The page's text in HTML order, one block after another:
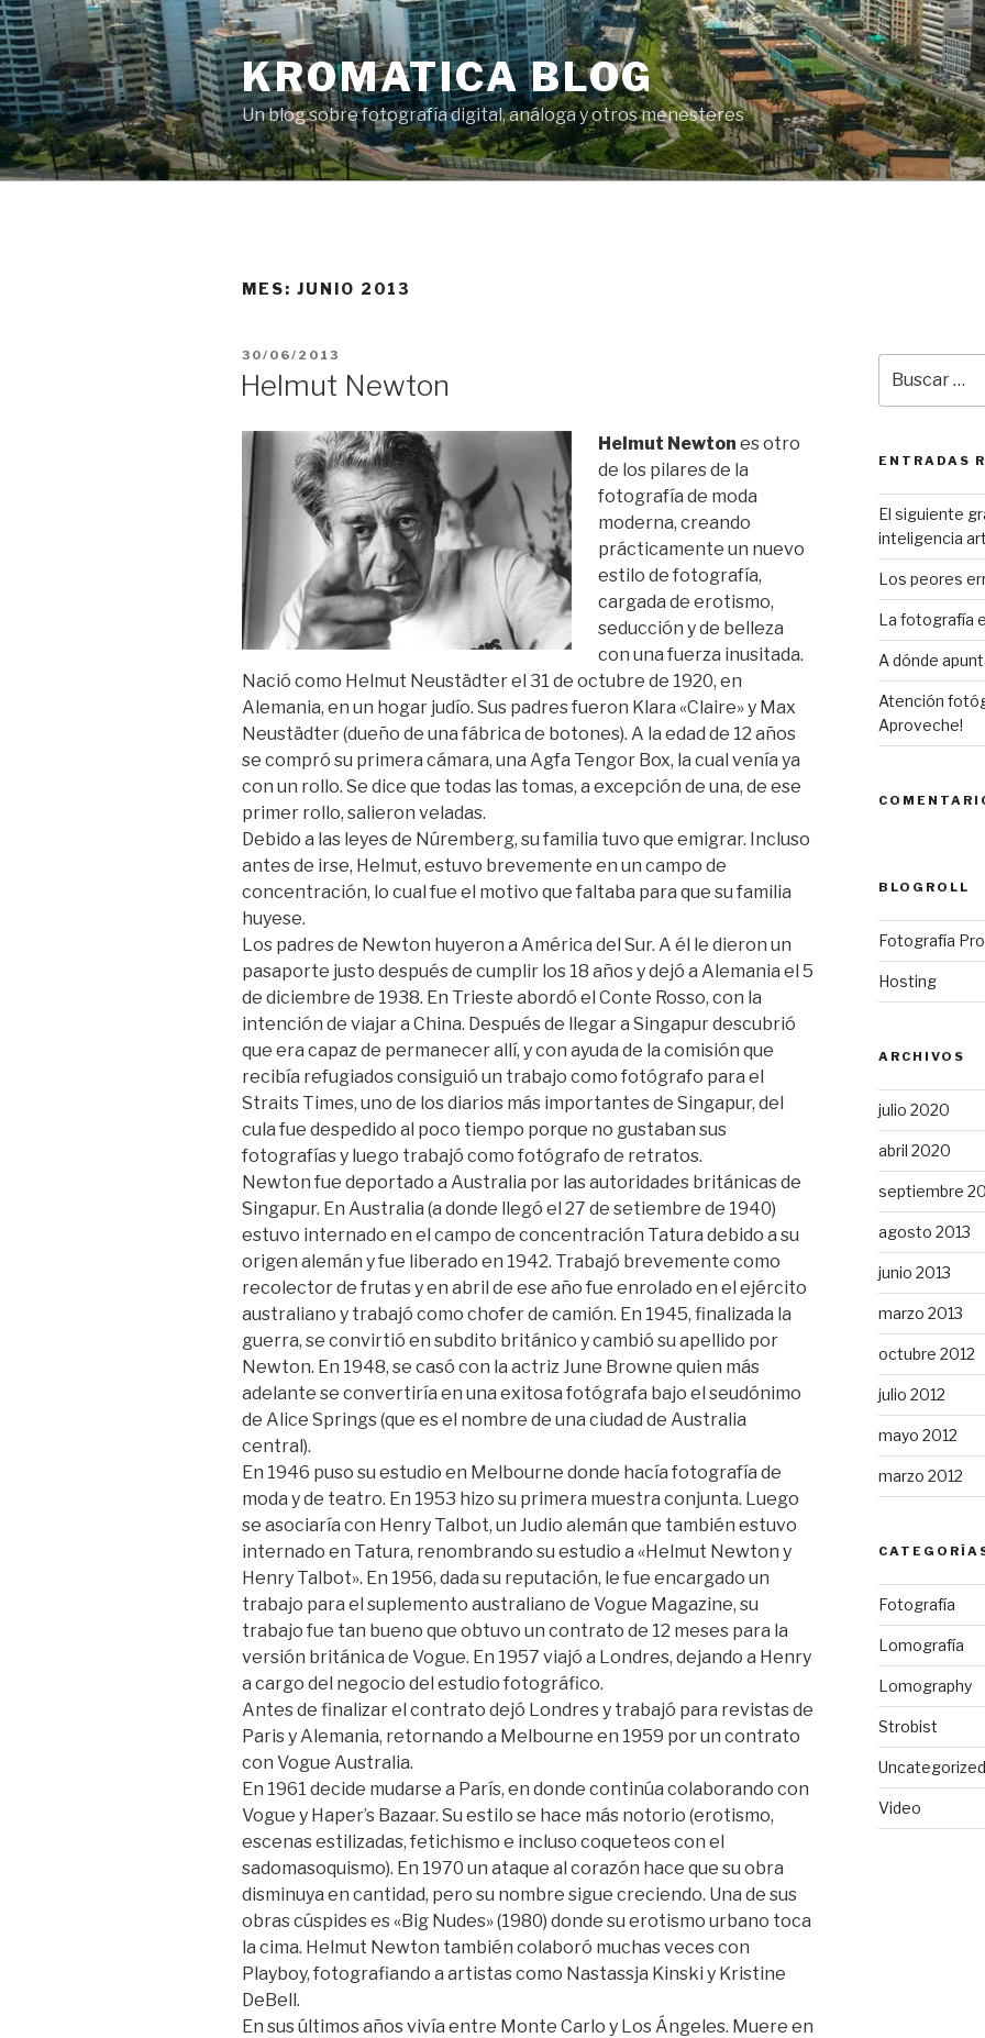
Saltar
al
contenido
KROMATICA BLOG
Un blog sobre fotografía digital, análoga y otros menesteres
MES: JUNIO 2013
PUBLICADO
30/06/2013
Helmut Newton
Helmut Newton es otro
de los pilares de la
fotografía de moda
moderna, creando
prácticamente un nuevo
estilo de fotografía,
cargada de erotismo,
seducción y de belleza
con una fuerza inusitada.
Nació como Helmut Neustädter el 31 de octubre de 1920, en
Alemania, en un hogar judío. Sus padres fueron Klara «Claire» y Max
Neustädter (dueño de una fábrica de botones). A la edad de 12 años
se compró su primera cámara, una Agfa Tengor Box, la cual venía ya
con un rollo. Se dice que todas las tomas, a excepción de una, de ese
primer rollo, salieron veladas.
Debido a las leyes de Núremberg, su familia tuvo que emigrar. Incluso
antes de irse, Helmut, estuvo brevemente en un campo de
concentración, lo cual fue el motivo que faltaba para que su familia
huyese.
Los padres de Newton huyeron a América del Sur. A él le dieron un
pasaporte justo después de cumplir los 18 años y dejó a Alemania el 5
de diciembre de 1938. En Trieste abordó el Conte Rosso, con la
intención de viajar a China. Después de llegar a Singapur descubrió
que era capaz de permanecer allí, y con ayuda de la comisión que
recibía refugiados consiguió un trabajo como fotógrafo para el
Straits Times, uno de los diarios más importantes de Singapur, del
cula fue despedido al poco tiempo porque no gustaban sus
fotografías y luego trabajó como fotógrafo de retratos.
Newton fue deportado a Australia por las autoridades británicas de
Singapur. En Australia (a donde llegó el 27 de setiembre de 1940)
estuvo internado en el campo de concentración Tatura debido a su
origen alemán y fue liberado en 1942. Trabajó brevemente como
recolector de frutas y en abril de ese año fue enrolado en el ejército
australiano y trabajó como chofer de camión. En 1945, finalizada la
guerra, se convirtió en subdito británico y cambió su apellido por
Newton. En 1948, se casó con la actriz June Browne quien más
adelante se convertiría en una exitosa fotógrafa bajo el seudónimo
de Alice Springs (que es el nombre de una ciudad de Australia
central).
En 1946 puso su estudio en Melbourne donde hacía fotografía de
moda y de teatro. En 1953 hizo su primera muestra conjunta. Luego
se asociaría con Henry Talbot, un Judio alemán que también estuvo
internado en Tatura, renombrando su estudio a «Helmut Newton y
Henry Talbot». En 1956, dada su reputación, le fue encargado un
trabajo para el suplemento australiano de Vogue Magazine, su
trabajo fue tan bueno que obtuvo un contrato de 12 meses para la
versión británica de Vogue. En 1957 viajó a Londres, dejando a Henry
a cargo del negocio del estudio fotográfico.
Antes de finalizar el contrato dejó Londres y trabajó para revistas de
Paris y Alemania, retornando a Melbourne en 1959 por un contrato
con Vogue Australia.
En 1961 decide mudarse a París, en donde continúa colaborando con
Vogue y Haper’s Bazaar. Su estilo se hace más notorio (erotismo,
escenas estilizadas, fetichismo e incluso coqueteos con el
sadomasoquismo). En 1970 un ataque al corazón hace que su obra
disminuya en cantidad, pero su nombre sigue creciendo. Una de sus
obras cúspides es «Big Nudes» (1980) donde su erotismo urbano toca
la cima. Helmut Newton también colaboró muchas veces con
Playboy, fotografiando a artistas como Nastassja Kinski y Kristine
DeBell.
En sus últimos años vivía entre Monte Carlo y Los Ángeles. Muere en
por:
ENTRADAS
El siguiente
inteligencia
Los peores
La fotografía
A dónde
Atención
Aproveche!
BLOGROLL
Fotografía
Hosting
ARCHIVOS
julio 2020
abril 2020
septiembre
agosto 2013
junio 2013
marzo 2013
octubre 2012
julio 2012
mayo 2012
marzo 2012
Fotografía
Lomografía
Lomography
Strobist
Uncategorized
Video